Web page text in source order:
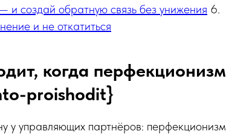
создай обратную связь без унижения 6.
и не откатиться
когда перфекционизм
proishodit}
у управляющих партнёров: перфекционизм